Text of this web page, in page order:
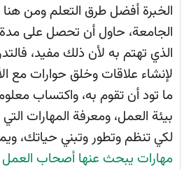
الخبرة أفضل طرق التعلم ومن هنا
الجامعة، حاول أن تحصل على
الذي تهتم به لأن ذلك مفيد،
لإنشاء علاقات وخلق حوارات مع
ما تود أن تقوم به، واكتساب
بيئة العمل، ومعرفة المهارات
لكي تنظم وتطور وتبني حياتك،
مهارات يبحث عنها أصحاب